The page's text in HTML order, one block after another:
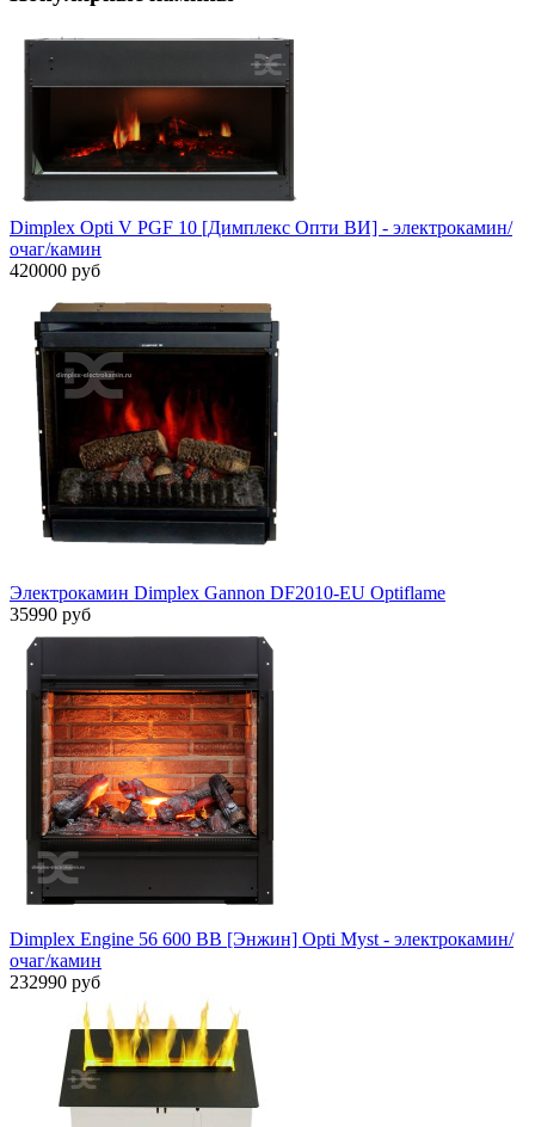
Dimplex Opti V PGF 10 [Димплекс Опти ВИ] - электрокамин/
очаг/камин
420000 руб
Электрокамин Dimplex Gannon DF2010-EU Optiflame
35990 руб
Dimplex Engine 56 600 BB [Энжин] Opti Myst - электрокамин/
очаг/камин
232990 руб